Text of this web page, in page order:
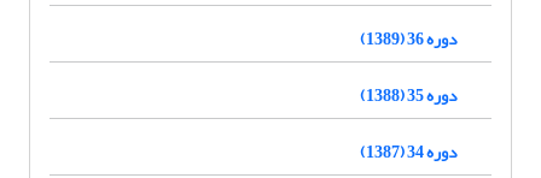
دوره 36 (1389)
دوره 35 (1388)
دوره 34 (1387)